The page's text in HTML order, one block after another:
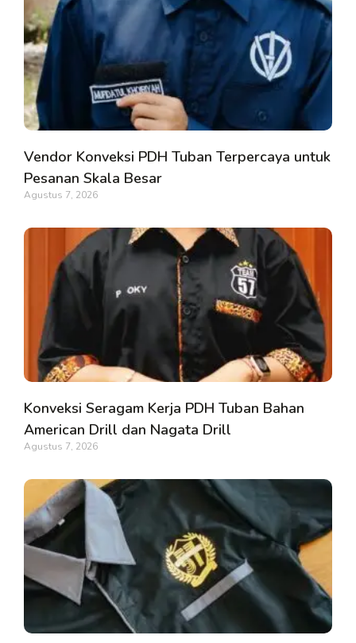
Vendor Konveksi PDH Tuban Terpercaya untuk
Pesanan Skala Besar
Agustus 7, 2026
Konveksi Seragam Kerja PDH Tuban Bahan
American Drill dan Nagata Drill
Agustus 7, 2026